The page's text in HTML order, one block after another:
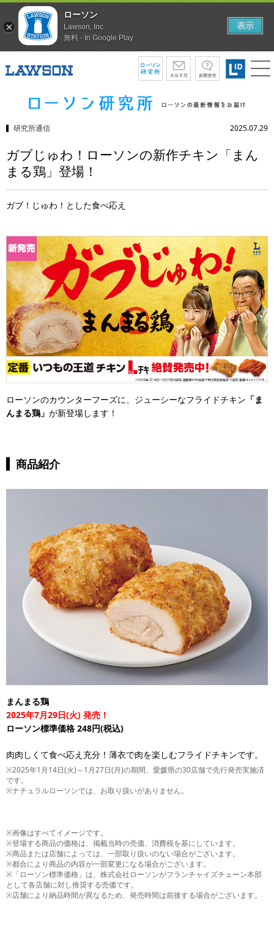
研究所通信 2025.07.29
ガブじゅわ！ローソンの新作チキン「まん
まる鶏」登場！
ガブ！じゅわ！とした食べ応え
ローソンのカウンターフーズに、ジューシーなフライドチキン 「ま
んまる鶏」 が新登場します！
商品紹介
まんまる鶏
2025年7月29日(火) 発売！
ローソン標準価格 248円(税込)
肉肉しくて食べ応え充分！薄衣で肉を楽しむフライドチキンです。
※2025年1月14日(火)～1月27日(月)の期間、愛媛県の30店舗で先行発売実施済
です。
※ナチュラルローソンでは、お取り扱いがありません。
※画像はすべてイメージです。
※登場する商品の価格は、掲載当時の売価、消費税を基にしています。
※商品または店舗によっては、一部取り扱いのない場合がございます。
※都合により商品の内容が一部変更になる場合がございます。
※「ローソン標準価格」は、株式会社ローソンがフランチャイズチェーン本部
として各店舗に対し推奨する売価です。
※店舗により納品時間が異なるため、発売時間は前後する場合がございます。
ローソン
Lawson, Inc.
無料 - In Google Play
表示